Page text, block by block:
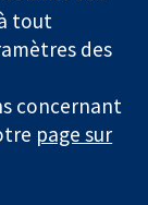
caritative (n°
par garantie (n°
de Galles. Numéro
tout
des
concernant
page sur